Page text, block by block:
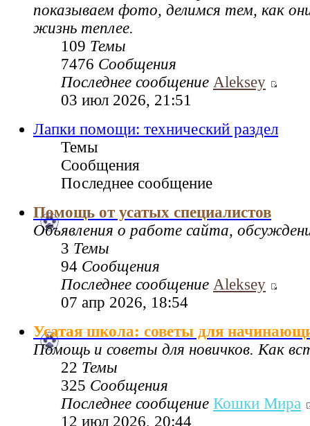
показываем фото, делимся тем, как
жизнь теплее.
109 Темы
7476 Сообщения
Последнее сообщение Aleksey
03 июл 2026, 21:51
Лапки помощи: технический раздел
Темы
Сообщения
Последнее сообщение
Помощь от усатых специалистов
Объявления о работе сайта,
3 Темы
94 Сообщения
Последнее сообщение Aleksey
07 апр 2026, 18:54
Усатая школа: советы для
Помощь и советы для новичков. Как
22 Темы
325 Сообщения
Последнее сообщение Кошки Мира
12 июл 2026, 20:44